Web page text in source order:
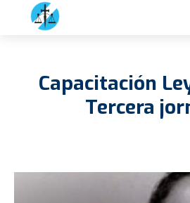
Capacitación
Tercera